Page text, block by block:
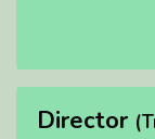
Director